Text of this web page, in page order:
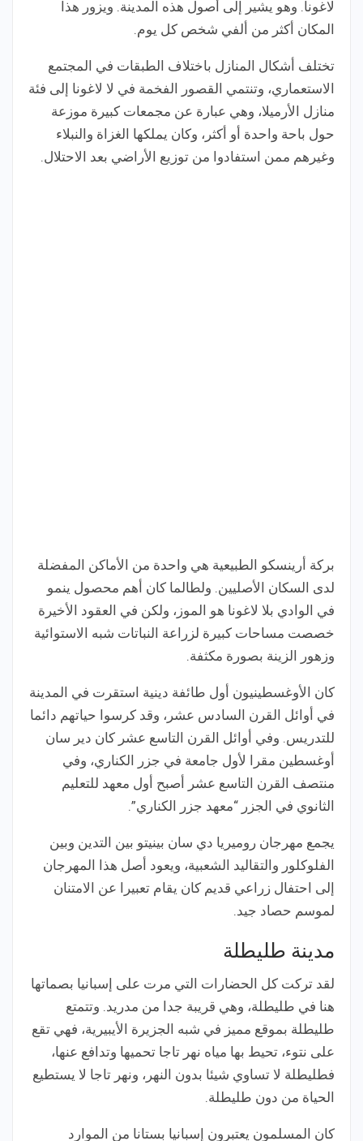
لاغونا. وهو يشير إلى أصول هذه المدينة. ويزور هذا
المكان أكثر من ألفي شخص كل يوم.
تختلف أشكال المنازل باختلاف الطبقات في المجتمع
الاستعماري، وتنتمي القصور الفخمة في لا لاغونا إلى فئة
منازل الأرميلا، وهي عبارة عن مجمعات كبيرة موزعة
حول باحة واحدة أو أكثر، وكان يملكها الغزاة والنبلاء
وغيرهم ممن استفادوا من توزيع الأراضي بعد الاحتلال.
بركة أرينسكو الطبيعية هي واحدة من الأماكن المفضلة
لدى السكان الأصليين. ولطالما كان أهم محصول ينمو
في الوادي بلا لاغونا هو الموز، ولكن في العقود الأخيرة
خصصت مساحات كبيرة لزراعة النباتات شبه الاستوائية
وزهور الزينة بصورة مكثفة.
كان الأوغسطينيون أول طائفة دينية استقرت في المدينة
في أوائل القرن السادس عشر، وقد كرسوا حياتهم دائما
للتدريس. وفي أوائل القرن التاسع عشر كان دير سان
أوغسطين مقرا لأول جامعة في جزر الكناري، وفي
منتصف القرن التاسع عشر أصبح أول معهد للتعليم
الثانوي في الجزر “معهد جزر الكناري”.
يجمع مهرجان روميريا دي سان بينيتو بين التدين وبين
الفلوكلور والتقاليد الشعبية، ويعود أصل هذا المهرجان
إلى احتفال زراعي قديم كان يقام تعبيرا عن الامتنان
لموسم حصاد جيد.
مدينة طليطلة
لقد تركت كل الحضارات التي مرت على إسبانيا بصماتها
هنا في طليطلة، وهي قريبة جدا من مدريد. وتتمتع
طليطلة بموقع مميز في شبه الجزيرة الأيبيرية، فهي تقع
على نتوء، تحيط بها مياه نهر تاجا تحميها وتدافع عنها،
فطليطلة لا تساوي شيئا بدون النهر، ونهر تاجا لا يستطيع
الحياة من دون طليطلة.
كان المسلمون يعتبرون إسبانيا بستانا من الموارد